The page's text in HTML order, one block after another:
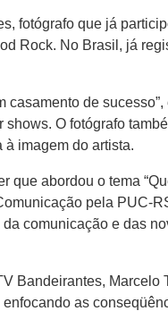
fotógrafo que já
Rock. No Brasil, já
casamento de
O fotógrafo
imagem do artista.
que abordou o tema
pela
comunicação e das
Bandeirantes,
as